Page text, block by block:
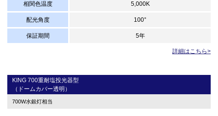
相関色温度 5,000K
配光角度 100°
保証期間 5年
詳細はこちら>
KING 700重耐塩投光器型
（ドームカバー透明）
700W水銀灯相当